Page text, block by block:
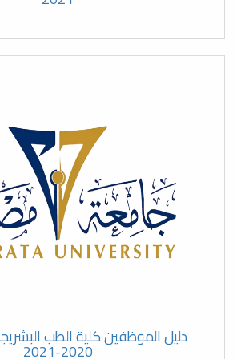
المناهج بكلية الطب
مصراتة
في إطار استعدادات كلية
البشري بجامعة مصراتة
الاعتماد المؤسسي
فريق التدقيق من المركز
لضمان الجودة
دليل الموظفين كلية الطب
2020-2021